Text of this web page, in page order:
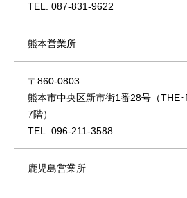
TEL. 087-831-9622
熊本営業所
〒860-0803
熊本市中央区新市街1番28号（THE･
7階）
TEL. 096-211-3588
鹿児島営業所